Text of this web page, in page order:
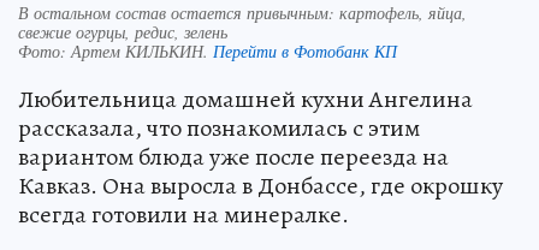
В остальном состав остается привычным: картофель, яйца,
свежие огурцы, редис, зелень
Фото:Артем КИЛЬКИН. Перейти в Фотобанк КП
Любительница домашней кухни Ангелина
рассказала, что познакомилась с этим
вариантом блюда уже после переезда на
Кавказ. Она выросла в Донбассе, где окрошку
всегда готовили на минералке.